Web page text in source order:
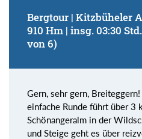
Bergtour | Kitzbüheler
910 Hm | insg. 03:30
von 6)
Gern, sehr gern,
einfache Runde führt über 3
Schönangeralm in der
und Steige geht es über